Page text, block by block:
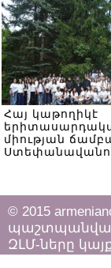
Հայ կաթողիկէ
միության
© 2015
ԶԼՄ-ները